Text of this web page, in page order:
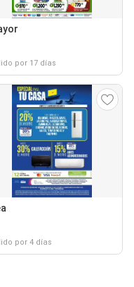
por 17 días
por 4 días